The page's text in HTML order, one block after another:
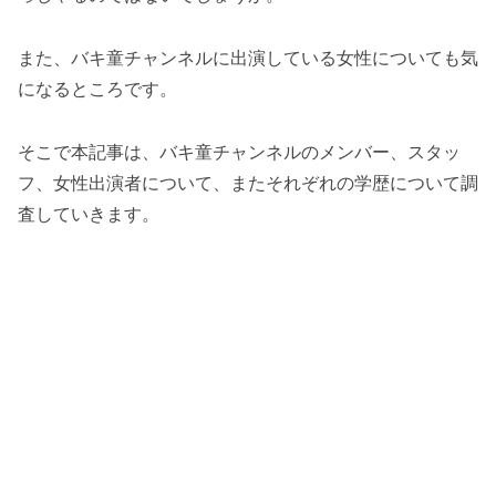
また、バキ童チャンネルに出演している女性についても気
になるところです。
そこで本記事は、バキ童チャンネルのメンバー、スタッ
フ、女性出演者について、またそれぞれの学歴について調
査していきます。